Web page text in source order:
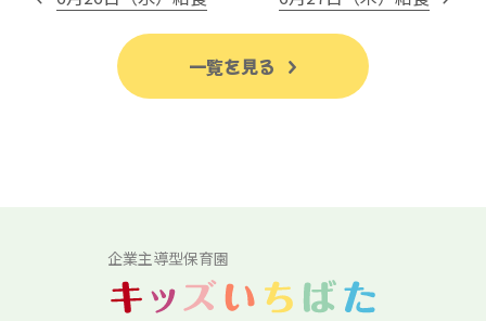
一覧を見る
企業主導型保育園